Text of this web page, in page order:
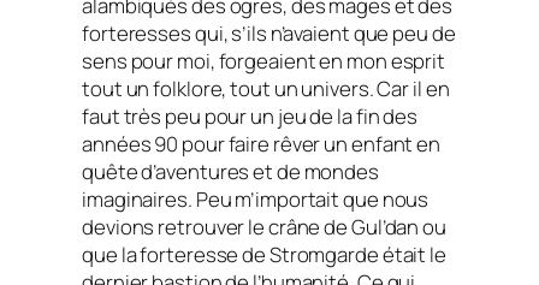
alambiqués des ogres, des mages et des
forteresses qui, s’ils n’avaient que peu de
sens pour moi, forgeaient en mon esprit
tout un folklore, tout un univers. Car il en
faut très peu pour un jeu de la fin des
années 90 pour faire rêver un enfant en
quête d’aventures et de mondes
imaginaires. Peu m’importait que nous
devions retrouver le crâne de Gul’dan ou
que la forteresse de Stromgarde était le